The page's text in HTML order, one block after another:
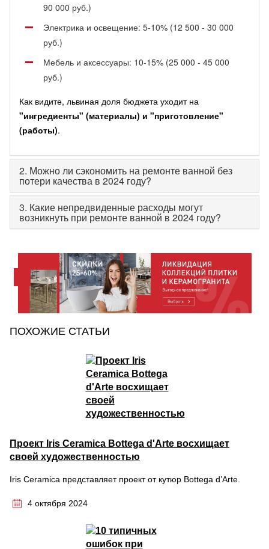
90 000 руб.)
Электрика и освещение: 5-10% (12 500 - 30 000
руб.)
Мебель и аксессуары: 10-15% (25 000 - 45 000
руб.)
Как видите, львиная доля бюджета уходит на
"ингредиенты" (материалы) и "приготовление"
(работы).
2. Можно ли сэкономить на ремонте ванной без
потери качества в 2024 году?
3. Какие непредвиденные расходы могут
возникнуть при ремонте ванной в 2024 году?
ПОХОЖИЕ СТАТЬИ
Проект Iris Ceramica Bottega d'Arte восхищает
своей художественностью
Iris Ceramica представляет проект от кутюр Bottega d’Arte.
4 октября 2024